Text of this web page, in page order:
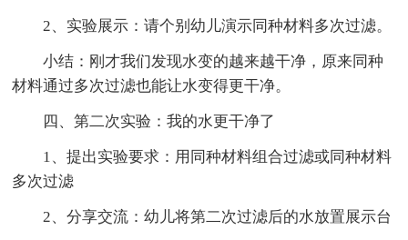
2、实验展示：请个别幼儿演示同种材料多次过滤。
小结：刚才我们发现水变的越来越干净，原来同种
材料通过多次过滤也能让水变得更干净。
四、第二次实验：我的水更干净了
1、提出实验要求：用同种材料组合过滤或同种材料
多次过滤
2、分享交流：幼儿将第二次过滤后的水放置展示台